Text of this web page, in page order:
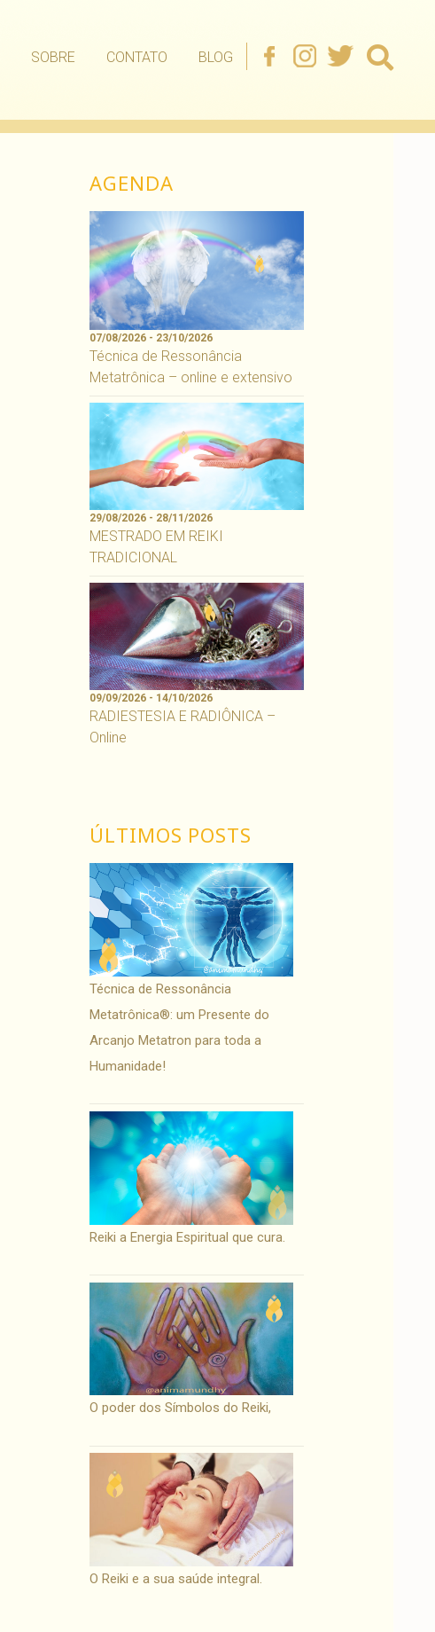
SOBRE CONTATO BLOG
AGENDA
07/08/2026 - 23/10/2026
Técnica de Ressonância
Metatrônica – online e extensivo
29/08/2026 - 28/11/2026
MESTRADO EM REIKI
TRADICIONAL
09/09/2026 - 14/10/2026
RADIESTESIA E RADIÔNICA –
Online
ÚLTIMOS POSTS
Técnica de Ressonância
Metatrônica®: um Presente do
Arcanjo Metatron para toda a
Humanidade!
Reiki a Energia Espiritual que cura.
O poder dos Símbolos do Reiki,
O Reiki e a sua saúde integral.